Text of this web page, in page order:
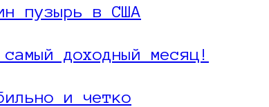
пузырь в США
доходный месяц!
и четко